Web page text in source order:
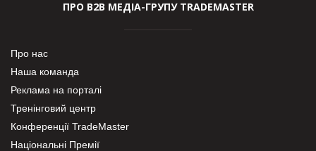
ПРО В2В МЕДІА-ГРУПУ TRADEMASTER
Про нас
Наша команда
Реклама на порталі
Тренінговий центр
Конференції TradeMaster
Національні Премії